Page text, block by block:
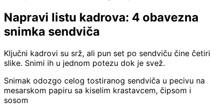
Napravi listu kadrova: 4 obavezna
snimka sendviča
Ključni kadrovi su srž, ali pun set po sendviču čine četiri
slike. Snimi ih u jednom potezu dok je svež.
Snimak odozgo celog tostiranog sendviča u pecivu na
mesarskom papiru sa kiselim krastavcem, čipsom i
sosom